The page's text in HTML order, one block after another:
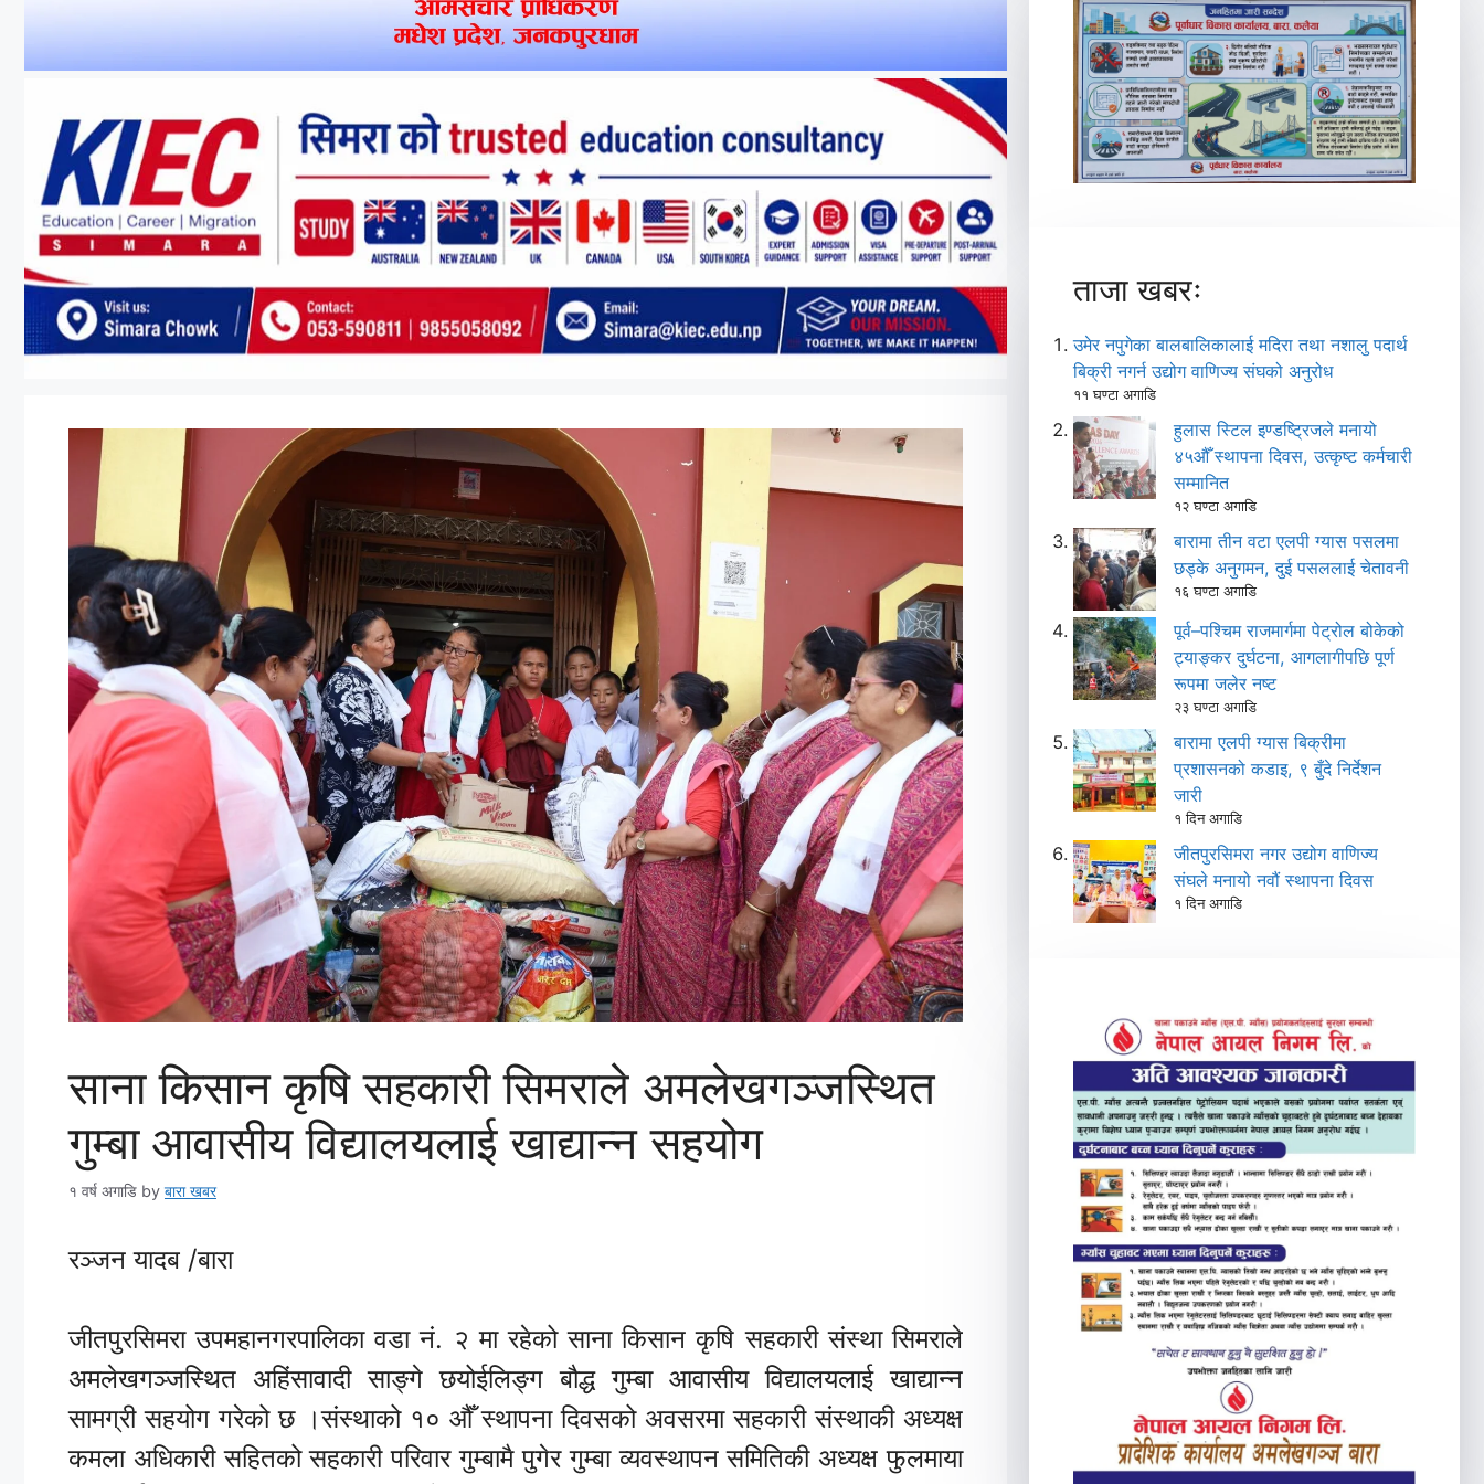
साना किसान कृषि सहकारी सिमराले अमलेखगञ्जस्थित
गुम्बा आवासीय विद्यालयलाई खाद्यान्न सहयोग
१ वर्ष अगाडि by बारा खबर
रञ्जन यादब /बारा
जीतपुरसिमरा उपमहानगरपालिका वडा नं. २ मा रहेको साना किसान कृषि सहकारी संस्था सिमराले
अमलेखगञ्जस्थित अहिंसावादी साङ्गे छयोईलिङ्ग बौद्ध गुम्बा आवासीय विद्यालयलाई खाद्यान्न
सामग्री सहयोग गरेको छ ।संस्थाको १० औँ स्थापना दिवसको अवसरमा सहकारी संस्थाकी अध्यक्ष
कमला अधिकारी सहितको सहकारी परिवार गुम्बामै पुगेर गुम्बा व्यवस्थापन समितिकी अध्यक्ष फुलमाया
ताजा खबरः
उमेर नपुगेका बालबालिकालाई मदिरा तथा नशालु पदार्थ
बिक्री नगर्न उद्योग वाणिज्य संघको अनुरोध
११ घण्टा अगाडि
हुलास स्टिल इण्डष्ट्रिजले मनायो
४५औँ स्थापना दिवस, उत्कृष्ट कर्मचारी
सम्मानित
१२ घण्टा अगाडि
बारामा तीन वटा एलपी ग्यास पसलमा
छड्के अनुगमन, दुई पसललाई चेतावनी
१६ घण्टा अगाडि
पूर्व–पश्चिम राजमार्गमा पेट्रोल बोकेको
ट्याङ्कर दुर्घटना, आगलागीपछि पूर्ण
रूपमा जलेर नष्ट
२३ घण्टा अगाडि
बारामा एलपी ग्यास बिक्रीमा
प्रशासनको कडाइ, ९ बुँदे निर्देशन
जारी
१ दिन अगाडि
जीतपुरसिमरा नगर उद्योग वाणिज्य
संघले मनायो नवौं स्थापना दिवस
१ दिन अगाडि